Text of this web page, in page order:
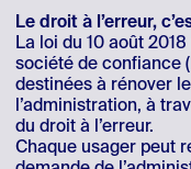
Le droit à l’erreur,
La loi du 10 août
société de confiance
destinées à rénover
l’administration, à
du droit à l’erreur.
Chaque usager peut